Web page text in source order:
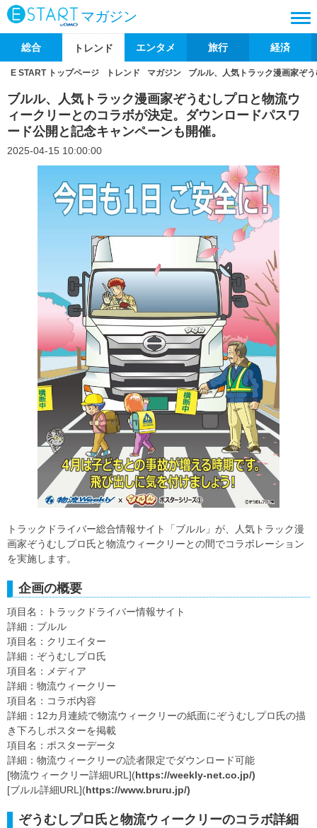
マガジン
総合 トレンド エンタメ 旅行 経済
E START トップページ トレンド マガジン ブルル、人気トラック漫画家ぞ
ブルル、人気トラック漫画家ぞうむしプロと物流ウ
ィークリーとのコラボが決定。ダウンロードパスワ
ード公開と記念キャンペーンも開催。
2025-04-15 10:00:00
トラックドライバー総合情報サイト「ブルル」が、人気トラック漫
画家ぞうむしプロ氏と物流ウィークリーとの間でコラボレーション
を実施します。
企画の概要
項目名：トラックドライバー情報サイト
詳細：ブルル
項目名：クリエイター
詳細：ぞうむしプロ氏
項目名：メディア
詳細：物流ウィークリー
項目名：コラボ内容
詳細：12カ月連続で物流ウィークリーの紙面にぞうむしプロ氏の描
き下ろしポスターを掲載
項目名：ポスターデータ
詳細：物流ウィークリーの読者限定でダウンロード可能
[物流ウィークリー詳細URL](https://weekly-net.co.jp/)
[ブルル詳細URL](https://www.bruru.jp/)
ぞうむしプロ氏と物流ウィークリーのコラボ詳細